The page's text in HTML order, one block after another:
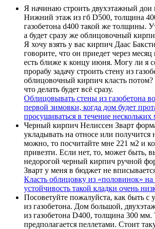
Я начинаю строить двухэтажный дои
Нижний этаж из гб D500, толщина
газобетона d400 такой же толщины.
а будет сразу же облицовочный
Я хочу взять у вас кирпич Даас
говорите, что он приедет через
есть ближе к концу июня. Могу ли я
прорабу задачу строить стену из
облицовочный кирпич класть потом?
что делать будет всё сразу.
Облицовывать стены из газобетона
первой зимовки, когда дом будет
просушиваться в течение нескольких
Черный кирпич Нелиссен Зварт
укладывать на относе или получится
можно, то посчитайте мне 221 м2 и
привезти. Если нет, то, может быть,
недорогой черный кирпич ручной
Зварт у меня в бюджет не
Класть облицовку из «половинок» на
устойчивость такой кладки очень
Посоветуйте пожалуйста, как быть с
из газобетона. Дом большой,
из газобетона D400, толщина 300 мм.
предполагается пеллетами. Стоит